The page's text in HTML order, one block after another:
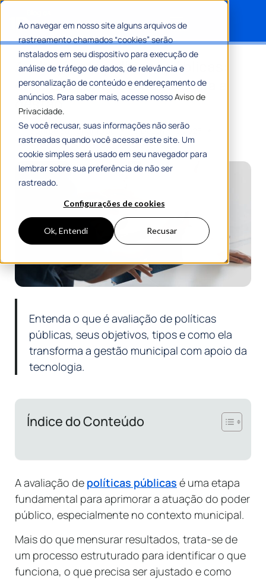
Ao navegar em nosso site alguns arquivos de
rastreamento chamados “cookies” serão
instalados em seu dispositivo para execução de
análise de tráfego de dados, de relevância e
personalização de conteúdo e endereçamento de
anúncios. Para saber mais, acesse nossoAviso de
Privacidade.
Se você recusar, suas informações não serão
rastreadas quando você acessar este site. Um
cookie simples será usado em seu navegador para
lembrar sobre sua preferência de não ser
rastreado.
Configurações de cookies
Ok, Entendi Recusar
Avaliação de políticas públicas:
entenda como ela transforma a
gestão
Por Equipe Editorial 1Doc
16 Dezembro 2025
7 Min De Leitura
Entenda o que é avaliação de políticas
públicas, seus objetivos, tipos e como ela
transforma a gestão municipal com apoio da
tecnologia.
Índice do Conteúdo
A avaliação de políticas públicas é uma etapa
fundamental para aprimorar a atuação do poder
público, especialmente no contexto municipal.
Mais do que mensurar resultados, trata-se de
um processo estruturado para identificar o que
funciona, o que precisa ser ajustado e como